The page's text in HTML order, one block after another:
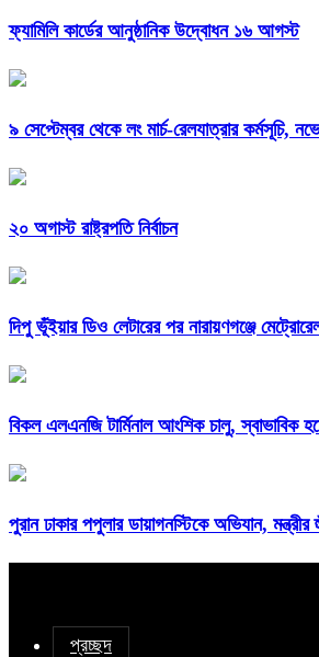
ফ্যামিলি কার্ডের আনুষ্ঠানিক উদ্বোধন ১৬ আগস্ট
৯ সেপ্টেম্বর থেকে লং মার্চ-রেলযাত্রার কর্মসূচি,
২০ অগাস্ট রাষ্ট্রপতি নির্বাচন
দিপু ভূঁইয়ার ডিও লেটারের পর নারায়ণগঞ্জে
বিকল এলএনজি টার্মিনাল আংশিক চালু, স্বাভাবিক
পুরান ঢাকার পপুলার ডায়াগনস্টিকে অভিযান, মন্ত্রীর
প্রচ্ছদ